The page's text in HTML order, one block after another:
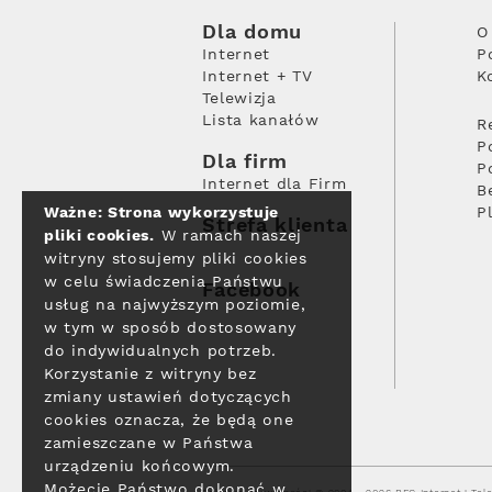
Dla domu
Internet
Internet + TV
Telewizja
Lista kanałów
Dla firm
Internet dla Firm
Strefa klienta
Facebook
Ważne: Strona wykorzystuje
pliki cookies. W ramach naszej
witryny stosujemy pliki cookies
w celu świadczenia Państwu
usług na najwyższym poziomie,
w tym w sposób dostosowany
do indywidualnych potrzeb.
Korzystanie z witryny bez
zmiany ustawień dotyczących
cookies oznacza, że będą one
zamieszczane w Państwa
urządzeniu końcowym.